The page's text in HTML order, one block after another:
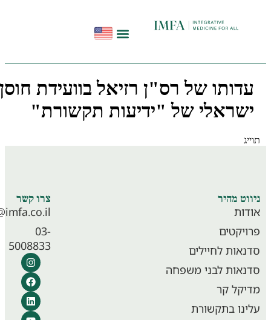
של רס"ן רזיאל בוועידת חוסן
של "ידיעות תקשורת"
סדנאות לוחמים
מהיר
לחיילים
לבני משפחה
קר
בתקשורת
צרו קשר
info@imfa.co.il
5008833